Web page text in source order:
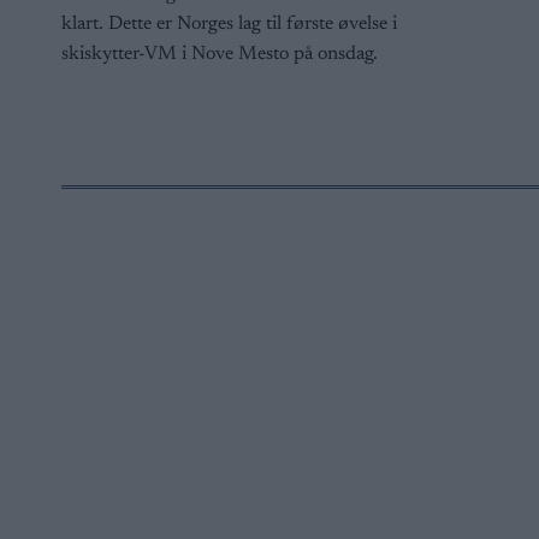
klart. Dette er Norges lag til første øvelse i
skiskytter-VM i Nove Mesto på onsdag.